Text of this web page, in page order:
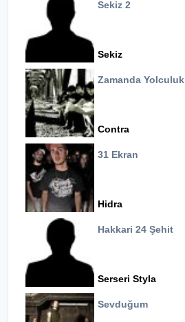
Sekiz 2
Sekiz
Zamanda Yolculuk
Contra
31 Ekran
Hidra
Hakkari 24 Şehit
Serseri Styla
Sevduğum